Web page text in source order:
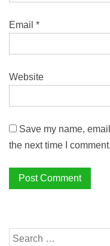
Email *
Website
Save my name,
the next time I comment.
Search